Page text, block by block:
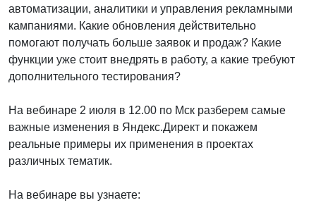
автоматизации, аналитики и управления рекламными
кампаниями. Какие обновления действительно
помогают получать больше заявок и продаж? Какие
функции уже стоит внедрять в работу, а какие требуют
дополнительного тестирования?
На вебинаре 2 июля в 12.00 по Мск разберем самые
важные изменения в Яндекс.Директ и покажем
реальные примеры их применения в проектах
различных тематик.
На вебинаре вы узнаете: